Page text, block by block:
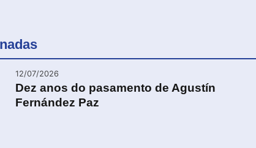
12/07/2026
Dez anos do pasamento de Agustín
Fernández Paz